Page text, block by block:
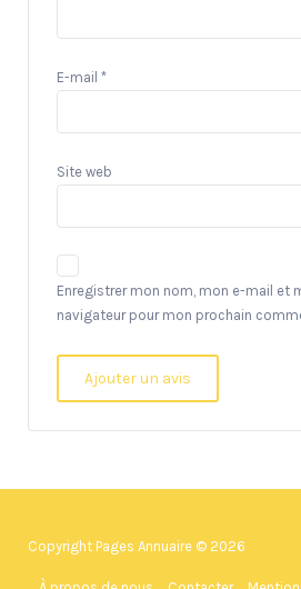
E-mail *
Site web
Enregistrer mon nom, mon e-mail et
navigateur pour mon prochain
Copyright Pages Annuaire © 2026